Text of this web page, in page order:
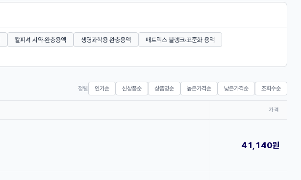
칼피셔 시약·완충용액 생명과학용 완충용액
매트릭스 블랭크·표준화 용액
정렬 인기순 신상품순 상품명순 높은가격순 낮은가격순 조회수순
가격
41,140원